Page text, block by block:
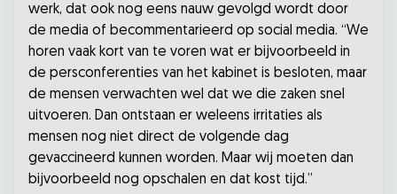
werk, dat ook nog eens nauw gevolgd wordt door
de media of becommentarieerd op social media. “We
horen vaak kort van te voren wat er bijvoorbeeld in
de persconferenties van het kabinet is besloten, maar
de mensen verwachten wel dat we die zaken snel
uitvoeren. Dan ontstaan er weleens irritaties als
mensen nog niet direct de volgende dag
gevaccineerd kunnen worden. Maar wij moeten dan
bijvoorbeeld nog opschalen en dat kost tijd.”